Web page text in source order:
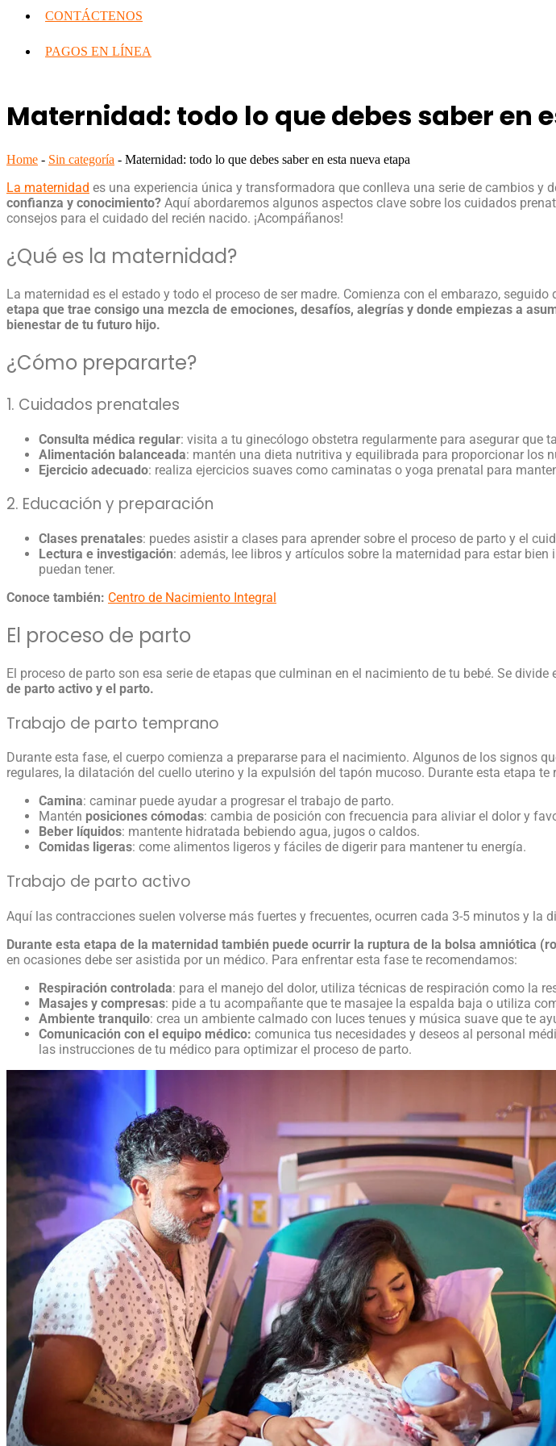
CONTÁCTENOS
PAGOS EN LÍNEA
Maternidad: todo lo que debes saber en
Home - Sin categoría - Maternidad: todo lo que debes saber en esta nueva etapa
La maternidad es una experiencia única y transformadora que conlleva una serie de cambios y
confianza y conocimiento? Aquí abordaremos algunos aspectos clave sobre los cuidados
consejos para el cuidado del recién nacido. ¡Acompáñanos!
¿Qué es la maternidad?
La maternidad es el estado y todo el proceso de ser madre. Comienza con el embarazo,
etapa que trae consigo una mezcla de emociones, desafíos, alegrías y donde empiezas a
bienestar de tu futuro hijo.
¿Cómo prepararte?
1. Cuidados prenatales
Consulta médica regular: visita a tu ginecólogo obstetra regularmente para asegurar que
Alimentación balanceada: mantén una dieta nutritiva y equilibrada para proporcionar los
Ejercicio adecuado: realiza ejercicios suaves como caminatas o yoga prenatal para
2. Educación y preparación
Clases prenatales: puedes asistir a clases para aprender sobre el proceso de parto y el
Lectura e investigación: además, lee libros y artículos sobre la maternidad para estar bien
puedan tener.
Conoce también: Centro de Nacimiento Integral
El proceso de parto
El proceso de parto son esa serie de etapas que culminan en el nacimiento de tu bebé. Se divide
de parto activo y el parto.
Trabajo de parto temprano
Durante esta fase, el cuerpo comienza a prepararse para el nacimiento. Algunos de los signos
regulares, la dilatación del cuello uterino y la expulsión del tapón mucoso. Durante esta etapa te
Camina: caminar puede ayudar a progresar el trabajo de parto.
Mantén posiciones cómodas: cambia de posición con frecuencia para aliviar el dolor y
Beber líquidos: mantente hidratada bebiendo agua, jugos o caldos.
Comidas ligeras: come alimentos ligeros y fáciles de digerir para mantener tu energía.
Trabajo de parto activo
Aquí las contracciones suelen volverse más fuertes y frecuentes, ocurren cada 3-5 minutos y la
Durante esta etapa de la maternidad también puede ocurrir la ruptura de la bolsa amniótica
en ocasiones debe ser asistida por un médico. Para enfrentar esta fase te recomendamos:
Respiración controlada: para el manejo del dolor, utiliza técnicas de respiración como la
Masajes y compresas: pide a tu acompañante que te masajee la espalda baja o utiliza
Ambiente tranquilo: crea un ambiente calmado con luces tenues y música suave que te
Comunicación con el equipo médico: comunica tus necesidades y deseos al personal
las instrucciones de tu médico para optimizar el proceso de parto.